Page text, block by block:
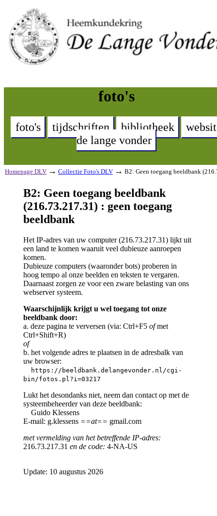
foto's
foto's tijdschriften bibliotheek
de lange vonder
Homepage DLV → Collectie Foto's DLV → B2: Geen toegang beeldbank
B2: Geen toegang beeldbank
(216.73.217.31) : geen toegang
beeldbank
Het IP-adres van uw computer (216.73.217.31) lijkt uit
een land te komen waaruit veel dubieuze aanroepen
komen.
Dubieuze computers (waaronder bots) proberen in
hoog tempo al onze beelden en teksten te vergaren.
Daarnaast zorgen ze voor een zware belasting van ons
webserver systeem.
Waarschijnlijk krijgt u wel toegang tot onze
beeldbank door:
a. deze pagina te verversen (via: Ctrl+F5 ofmet
Ctrl+Shift+R)
of
b. het volgende adres te plaatsen in de adresbalk van
uw browser:
https://beeldbank.delangevonder.nl/cgi-
bin/fotos.pl?i=03217
Lukt het desondanks niet, neem dan contact op met de
systeembeheerder van deze beeldbank:
Guido Klessens
E-mail: g.klessens ==at== gmail.com
met vermelding van het betreffende IP-adres:
216.73.217.31 en de code: 4-NA-US
Update: 10 augustus 2026